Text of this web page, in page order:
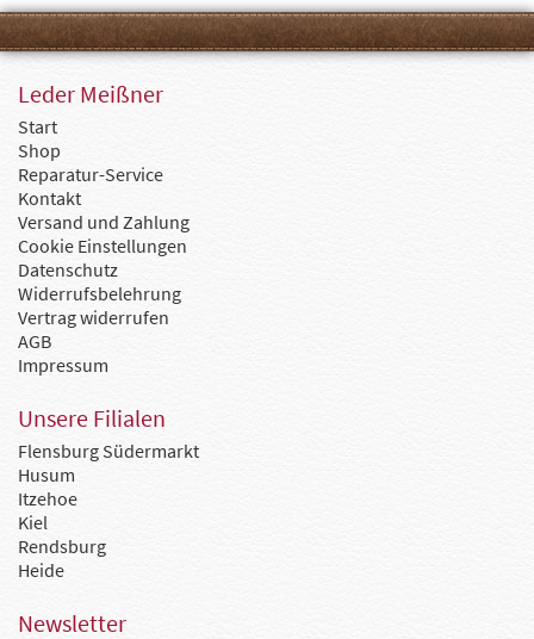
Leder Meißner
Start
Shop
Reparatur-Service
Kontakt
Versand und Zahlung
Cookie Einstellungen
Datenschutz
Widerrufsbelehrung
Vertrag widerrufen
AGB
Impressum
Unsere Filialen
Flensburg Südermarkt
Husum
Itzehoe
Kiel
Rendsburg
Heide
Newsletter